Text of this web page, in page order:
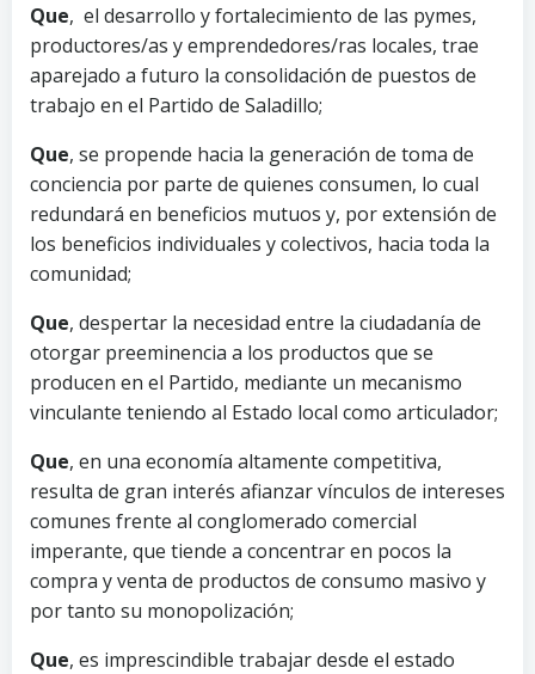
Que, el desarrollo y fortalecimiento de las pymes,
productores/as y emprendedores/ras locales, trae
aparejado a futuro la consolidación de puestos de
trabajo en el Partido de Saladillo;
Que, se propende hacia la generación de toma de
conciencia por parte de quienes consumen, lo cual
redundará en beneficios mutuos y, por extensión de
los beneficios individuales y colectivos, hacia toda la
comunidad;
Que, despertar la necesidad entre la ciudadanía de
otorgar preeminencia a los productos que se
producen en el Partido, mediante un mecanismo
vinculante teniendo al Estado local como articulador;
Que, en una economía altamente competitiva,
resulta de gran interés afianzar vínculos de intereses
comunes frente al conglomerado comercial
imperante, que tiende a concentrar en pocos la
compra y venta de productos de consumo masivo y
por tanto su monopolización;
Que, es imprescindible trabajar desde el estado